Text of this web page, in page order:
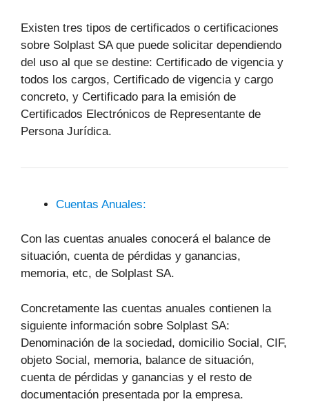
Existen tres tipos de certificados o certificaciones
sobre Solplast SA que puede solicitar dependiendo
del uso al que se destine: Certificado de vigencia y
todos los cargos, Certificado de vigencia y cargo
concreto, y Certificado para la emisión de
Certificados Electrónicos de Representante de
Persona Jurídica.
Cuentas Anuales:
Con las cuentas anuales conocerá el balance de
situación, cuenta de pérdidas y ganancias,
memoria, etc, de Solplast SA.
Concretamente las cuentas anuales contienen la
siguiente información sobre Solplast SA:
Denominación de la sociedad, domicilio Social, CIF,
objeto Social, memoria, balance de situación,
cuenta de pérdidas y ganancias y el resto de
documentación presentada por la empresa.